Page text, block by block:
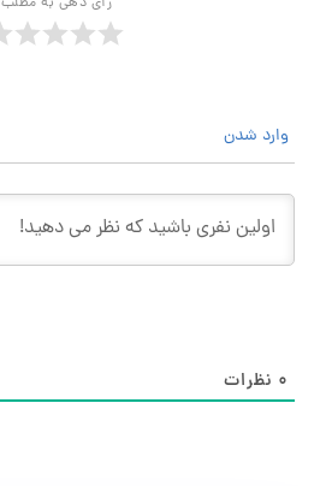
وارد شدن
۰ نظرات